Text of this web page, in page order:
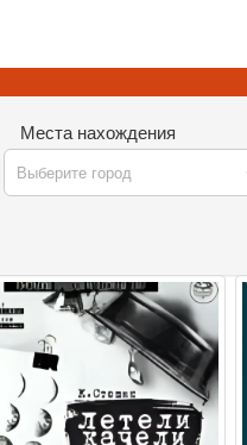
Места нахождения
Выберите город